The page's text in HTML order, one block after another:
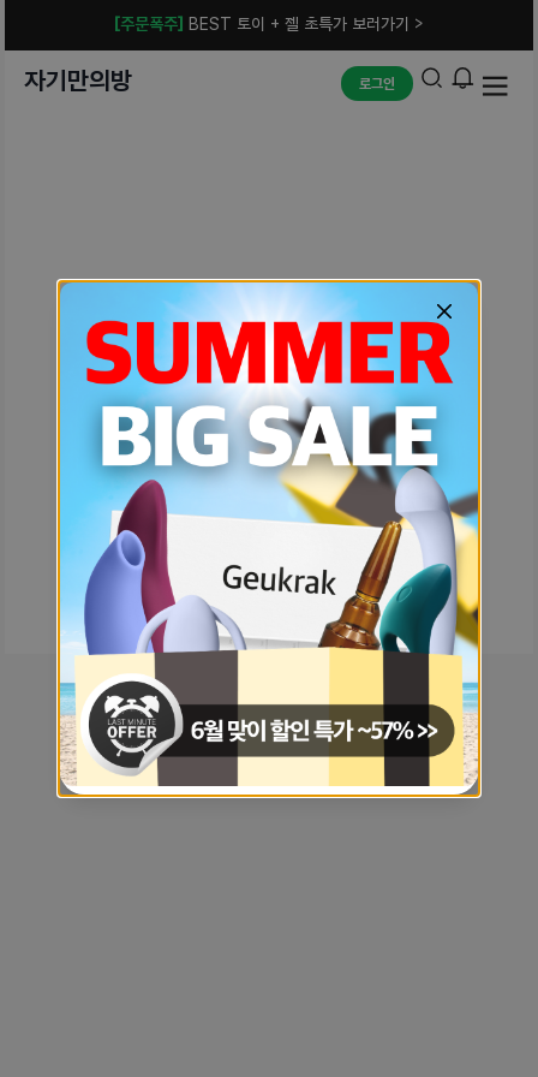
[주문폭주] BEST 토이 + 젤 초특가 보러가기 >
자기만의방 로그인
예상치 못한 에러입니다.